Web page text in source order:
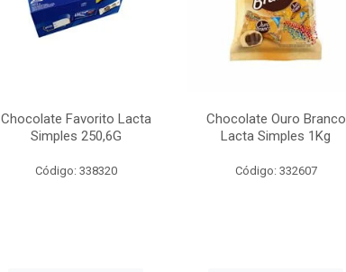
Chocolate Favorito Lacta
Simples 250,6G
Código: 338320
Chocolate Ouro Branco
Lacta Simples 1Kg
Código: 332607